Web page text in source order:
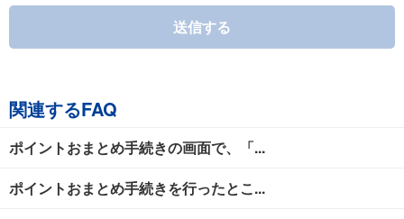
送信する
関連するFAQ
ポイントおまとめ手続きの画面で、「...
ポイントおまとめ手続きを行ったとこ...